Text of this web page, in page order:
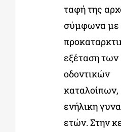
ταφή της
σύμφωνα με
εξέταση των
οδοντικών
καταλοίπων,
ενήλικη
ετών. Στην